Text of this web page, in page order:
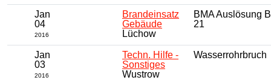
Jan
04
2016
Brandeinsatz
Gebäude
Lüchow
BMA Auslösung
21
Jan
03
2016
Techn. Hilfe -
Sonstiges
Wustrow
Wasserrohrbruch